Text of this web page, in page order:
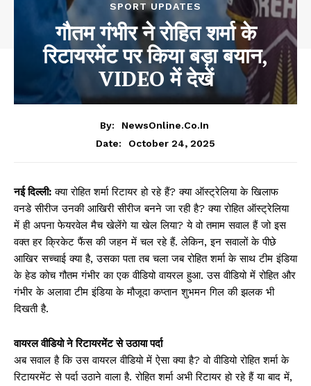
SPORT UPDATES
गौतम गंभीर ने रोहित शर्मा के
रिटायरमेंट पर किया बड़ा बयान,
VIDEO में देखें
By:
NewsOnline.co.in
Date:
October 24, 2025
नई दिल्ली: क्या रोहित शर्मा रिटायर हो रहे हैं? क्या ऑस्ट्रेलिया के खिलाफ
वनडे सीरीज उनकी आखिरी सीरीज बनने जा रही है? क्या रोहित ऑस्ट्रेलिया
में ही अपना फेयरवेल मैच खेलेंगे या खेल लिया? ये वो तमाम सवाल हैं जो इस
वक्त हर क्रिकेट फैंस की जहन में चल रहे हैं. लेकिन, इन सवालों के पीछे
आखिर सच्चाई क्या है, उसका पता तब चला जब रोहित शर्मा के साथ टीम इंडिया
के हेड कोच गौतम गंभीर का एक वीडियो वायरल हुआ. उस वीडियो में रोहित और
गंभीर के अलावा टीम इंडिया के मौजूदा कप्तान शुभमन गिल की झलक भी
दिखती है.
वायरल वीडियो ने रिटायरमेंट से उठाया पर्दा
अब सवाल है कि उस वायरल वीडियो में ऐसा क्या है? वो वीडियो रोहित शर्मा के
रिटायरमेंट से पर्दा उठाने वाला है. रोहित शर्मा अभी रिटायर हो रहे हैं या बाद में,